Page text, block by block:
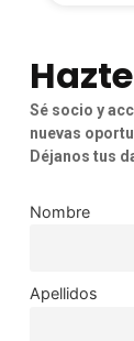
Sé socio y
nuevas
Déjanos tus
Nombre
Apellidos